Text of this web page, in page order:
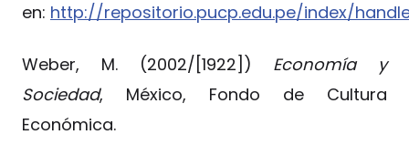
en: http://repositorio.pucp.edu.pe/index/
Weber, M. (2002/[1922]) Economía y
Sociedad, México, Fondo de Cultura
Económica.